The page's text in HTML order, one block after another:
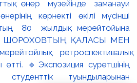
өнер музейінде заманауи
көрнекті өкілі мүсінші
80 жылдық мерейтойына
ШОРОХОВТЫҢ ҚАЛАСЫ МЕН
ретроспективалық
өтті. 🔹Экспозиция суретшінің
студенттік туындыларынан